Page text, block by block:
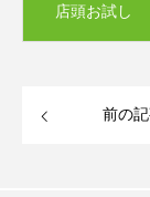
店頭お試し
前の